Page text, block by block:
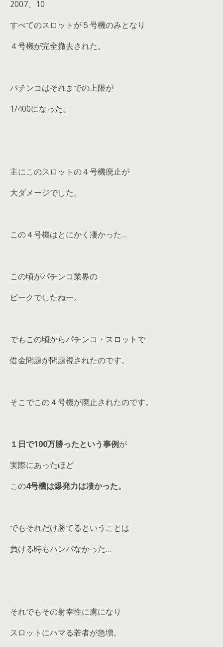
2007、10
すべてのスロットが５号機のみとなり
４号機が完全撤去された。
パチンコはそれまでの上限が
1/400になった。
主にこのスロットの４号機廃止が
大ダメージでした。
この４号機はとにかく凄かった…
この頃がパチンコ業界の
ピークでしたねー。
でもこの頃からパチンコ・スロットで
借金問題が問題視されたのです。
そこでこの４号機が廃止されたのです。
１日で100万勝ったという事例が
実際にあったほど
この4号機は爆発力は凄かった。
でもそれだけ勝てるということは
負ける時もハンパなかった…
それでもその射幸性に虜になり
スロットにハマる若者が急増。